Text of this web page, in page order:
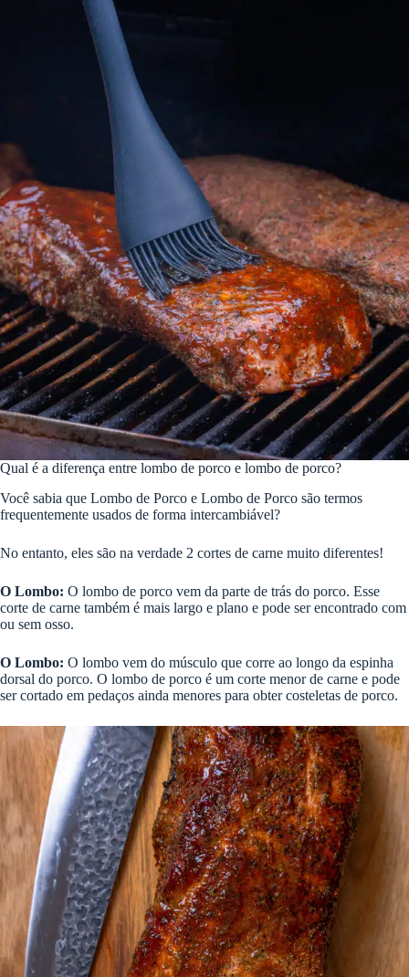
Qual é a diferença entre lombo de porco e lombo de porco?
Você sabia que Lombo de Porco e Lombo de Porco são termos
frequentemente usados ​​de forma intercambiável?
No entanto, eles são na verdade 2 cortes de carne muito diferentes!
O Lombo: O lombo de porco vem da parte de trás do porco. Esse
corte de carne também é mais largo e plano e pode ser encontrado com
ou sem osso.
O Lombo: O lombo vem do músculo que corre ao longo da espinha
dorsal do porco. O lombo de porco é um corte menor de carne e pode
ser cortado em pedaços ainda menores para obter costeletas de porco.